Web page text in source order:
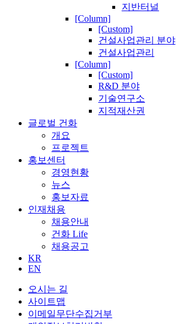
지반터널
[Column]
[Custom]
건설사업관리 분야
건설사업관리
[Column]
[Custom]
R&D 분야
기술연구소
지적재산권
글로벌 건화
개요
프로젝트
홍보센터
경영현황
뉴스
홍보자료
인재채용
채용안내
건화 Life
채용공고
KR
EN
오시는 길
사이트맵
이메일무단수집거부